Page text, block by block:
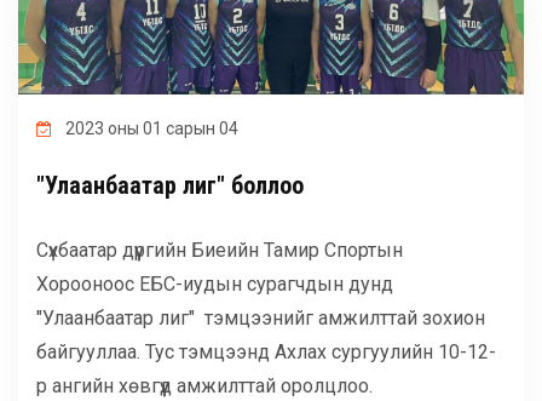
ЭРДЭМ ШИНЖИЛГЭЭ
МАГАДЛАН ИТГЭМЖЛЭЛ
ХӨТӨЛБӨРҮҮД
БУСАД
2023 оны 01 сарын 04
"Улаанбаатар лиг" боллоо
Сүхбаатар дүүргийн Биеийн Тамир Спортын
Хорооноос ЕБС-иудын сурагчдын дунд
"Улаанбаатар лиг" тэмцээнийг амжилттай зохион
байгууллаа. Тус тэмцээнд Ахлах сургуулийн 10-12-
р ангийн хөвгүүд амжилттай оролцлоо.